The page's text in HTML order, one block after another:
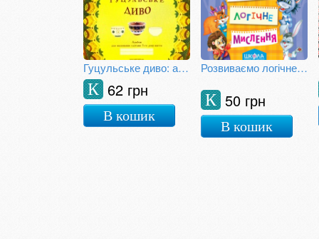
Гуцульське диво: альбом для малювання з дітьми 5-го року життя
62 грн
К
В кошик
Розвиваємо логічне мислення
50 грн
К
В кошик